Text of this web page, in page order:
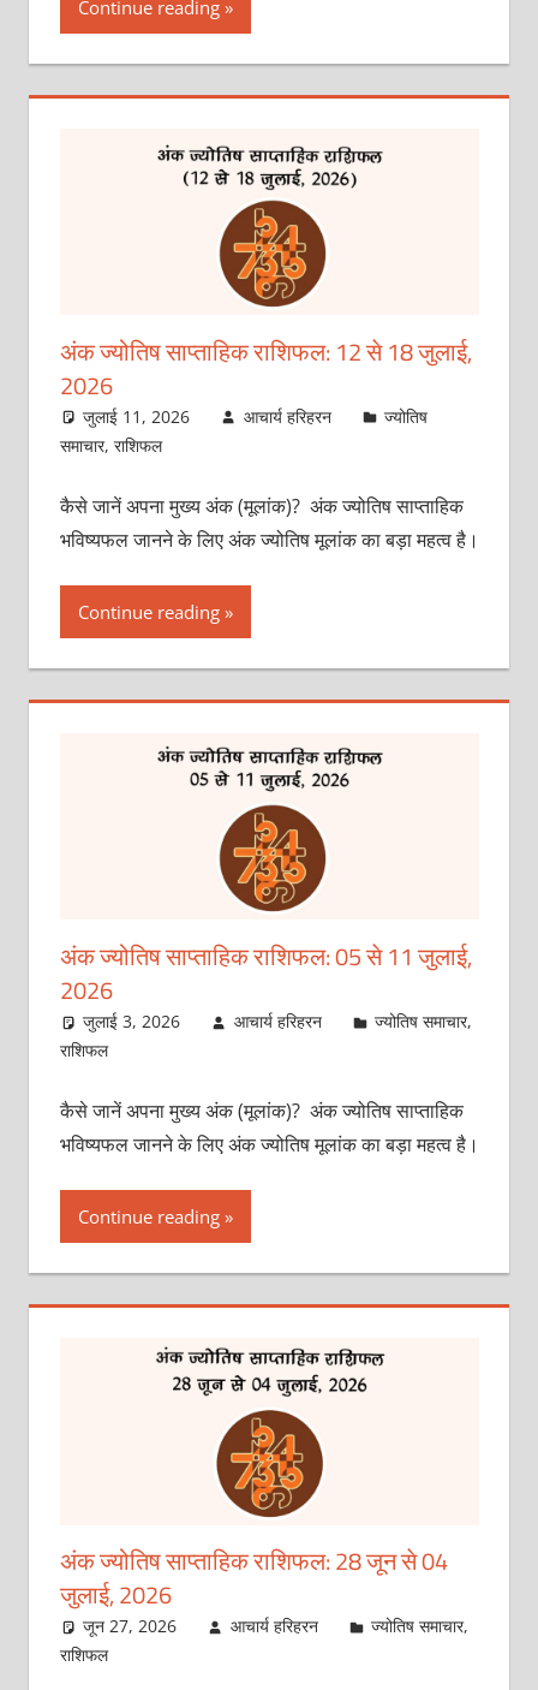
Continue reading
अंक ज्योतिष साप्ताहिक राशिफल: 12 से 18 जुलाई,
2026
जुलाई 11, 2026 आचार्य हरिहरन
ज्योतिष
समाचार, राशिफल
कैसे जानें अपना मुख्य अंक (मूलांक)? अंक ज्योतिष साप्ताहिक
भविष्यफल जानने के लिए अंक ज्योतिष मूलांक का बड़ा महत्व है।
Continue reading
अंक ज्योतिष साप्ताहिक राशिफल: 05 से 11 जुलाई,
2026
जुलाई 3, 2026 आचार्य हरिहरन ज्योतिष समाचार,
राशिफल
कैसे जानें अपना मुख्य अंक (मूलांक)? अंक ज्योतिष साप्ताहिक
भविष्यफल जानने के लिए अंक ज्योतिष मूलांक का बड़ा महत्व है।
Continue reading
अंक ज्योतिष साप्ताहिक राशिफल: 28 जून से 04
जुलाई, 2026
जून 27, 2026 आचार्य हरिहरन ज्योतिष समाचार,
राशिफल